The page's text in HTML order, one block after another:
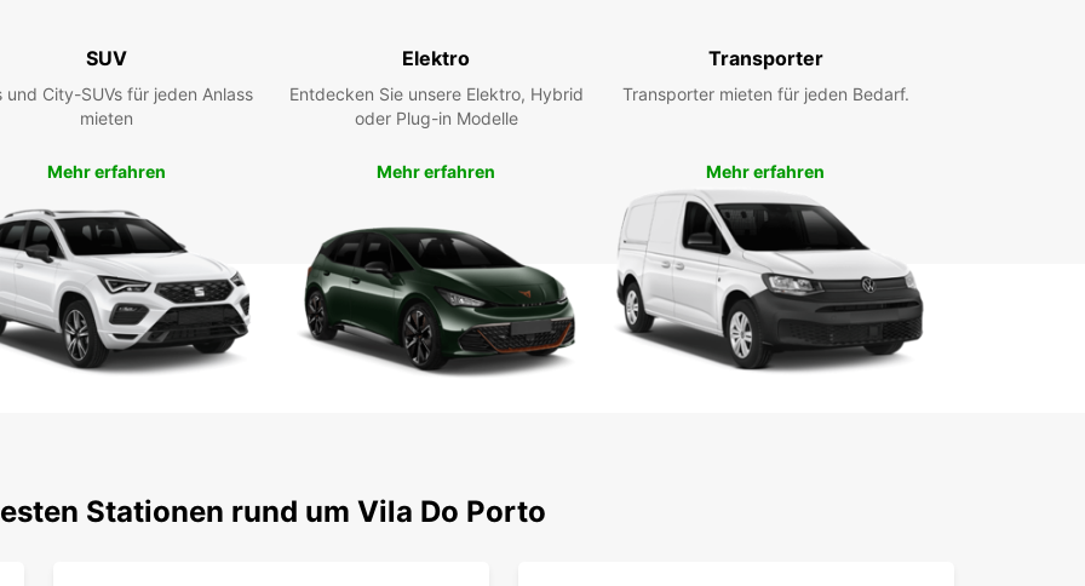
Mietwagen abzuholen oder zurückzugeben.
Entdecken Sie mit Europcar Vila do Porto die Schönheit
von Santa Maria und erleben Sie die Freiheit und
heute und sichern Sie sich Ihr Fahrzeug für Ihre Reise!
SUV
und City-SUVs für jeden Anlass
mieten
Mehr erfahren
Elektro
Entdecken Sie unsere Elektro, Hybrid
oder Plug-in Modelle
Mehr erfahren
Transporter
Transporter mieten für jeden Bedarf.
Mehr erfahren
Stationen rund um Vila Do Porto